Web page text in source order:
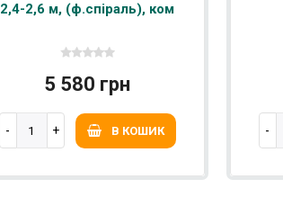
2,4-2,6 м, (ф.спіраль), ком
5 580 грн
В КОШИК